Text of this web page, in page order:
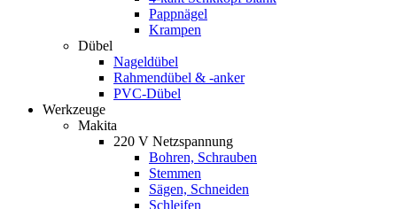
Pappnägel
Krampen
Dübel
Nageldübel
Rahmendübel & -anker
PVC-Dübel
Werkzeuge
Makita
220 V Netzspannung
Bohren, Schrauben
Stemmen
Sägen, Schneiden
Schleifen